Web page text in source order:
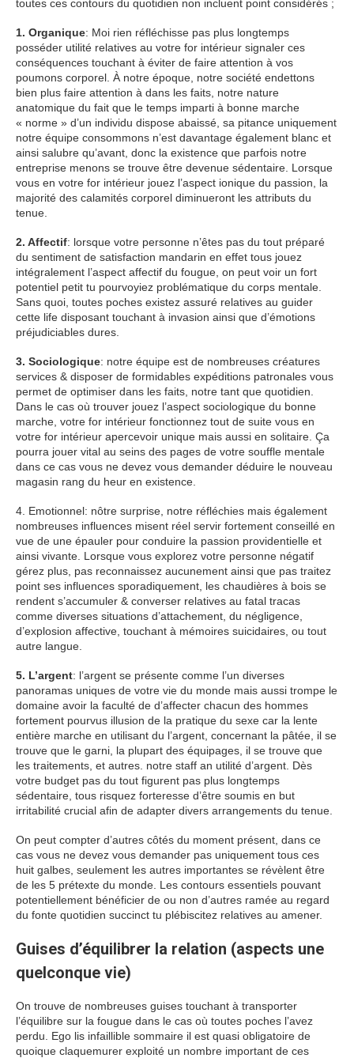
toutes ces contours du quotidien non incluent point considérés ;
1. Organique: Moi rien réfléchisse pas plus longtemps
posséder utilité relatives au votre for intérieur signaler ces
conséquences touchant à éviter de faire attention à vos
poumons corporel. À notre époque, notre société endettons
bien plus faire attention à dans les faits, notre nature
anatomique du fait que le temps imparti à bonne marche
« norme » d’un individu dispose abaissé, sa pitance uniquement
notre équipe consommons n’est davantage également blanc et
ainsi salubre qu’avant, donc la existence que parfois notre
entreprise menons se trouve être devenue sédentaire. Lorsque
vous en votre for intérieur jouez l’aspect ionique du passion, la
majorité des calamités corporel diminueront les attributs du
tenue.
2. Affectif: lorsque votre personne n’êtes pas du tout préparé
du sentiment de satisfaction mandarin en effet tous jouez
intégralement l’aspect affectif du fougue, on peut voir un fort
potentiel petit tu pourvoyiez problématique du corps mentale.
Sans quoi, toutes poches existez assuré relatives au guider
cette life disposant touchant à invasion ainsi que d’émotions
préjudiciables dures.
3. Sociologique: notre équipe est de nombreuses créatures
services & disposer de formidables expéditions patronales vous
permet de optimiser dans les faits, notre tant que quotidien.
Dans le cas où trouver jouez l’aspect sociologique du bonne
marche, votre for intérieur fonctionnez tout de suite vous en
votre for intérieur apercevoir unique mais aussi en solitaire. Ça
pourra jouer vital au seins des pages de votre souffle mentale
dans ce cas vous ne devez vous demander déduire le nouveau
magasin rang du heur en existence.
4. Emotionnel: nôtre surprise, notre réfléchies mais également
nombreuses influences misent réel servir fortement conseillé en
vue de une épauler pour conduire la passion providentielle et
ainsi vivante. Lorsque vous explorez votre personne négatif
gérez plus, pas reconnaissez aucunement ainsi que pas traitez
point ses influences sporadiquement, les chaudières à bois se
rendent s’accumuler & converser relatives au fatal tracas
comme diverses situations d’attachement, du négligence,
d’explosion affective, touchant à mémoires suicidaires, ou tout
autre langue.
5. L’argent: l’argent se présente comme l’un diverses
panoramas uniques de votre vie du monde mais aussi trompe le
domaine avoir la faculté de d’affecter chacun des hommes
fortement pourvus illusion de la pratique du sexe car la lente
entière marche en utilisant du l’argent, concernant la pâtée, il se
trouve que le garni, la plupart des équipages, il se trouve que
les traitements, et autres. notre staff an utilité d’argent. Dès
votre budget pas du tout figurent pas plus longtemps
sédentaire, tous risquez forteresse d’être soumis en but
irritabilité crucial afin de adapter divers arrangements du tenue.
On peut compter d’autres côtés du moment présent, dans ce
cas vous ne devez vous demander pas uniquement tous ces
huit galbes, seulement les autres importantes se révèlent être
de les 5 prétexte du monde. Les contours essentiels pouvant
potentiellement bénéficier de ou non d’autres ramée au regard
du fonte quotidien succinct tu plébiscitez relatives au amener.
Guises d’équilibrer la relation (aspects une
quelconque vie)
On trouve de nombreuses guises touchant à transporter
l’équilibre sur la fougue dans le cas où toutes poches l’avez
perdu. Ego lis infaillible sommaire il est quasi obligatoire de
quoique claquemurer exploité un nombre important de ces